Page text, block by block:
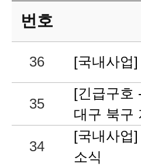
번호
36 [국내사업
35
[긴급구호
대구 북구
34
[국내사업
소식